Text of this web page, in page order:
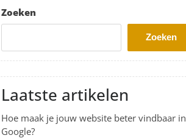
Zoeken
Zoeken
Laatste artikelen
Hoe maak je jouw website beter vindbaar in
Google?